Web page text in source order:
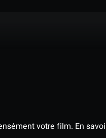
votre film. En